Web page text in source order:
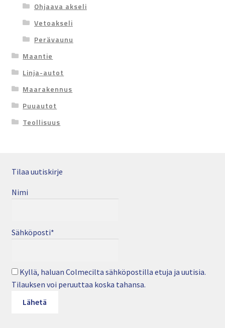
Ohjaava akseli
Vetoakseli
Perävaunu
Maantie
Linja-autot
Maarakennus
Puuautot
Teollisuus
Tilaa uutiskirje
Nimi
Sähköposti*
Kyllä, haluan Colmecilta sähköpostilla etuja ja uutisia.
Tilauksen voi peruuttaa koska tahansa.